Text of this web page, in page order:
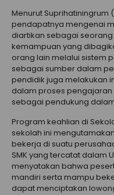
Menurut Suprihatiningrum
pendapatnya mengenai
diartikan sebagai
kemampuan yang
orang lain melalui sistem
sebagai sumber dalam
pendidik juga melakukan
dalam proses
sebagai pendukung
Program keahlian di
sekolah ini
bekerja di suatu
SMK yang tercatat dalam
menyatakan bahwa
mandiri serta mampu
dapat menciptakan